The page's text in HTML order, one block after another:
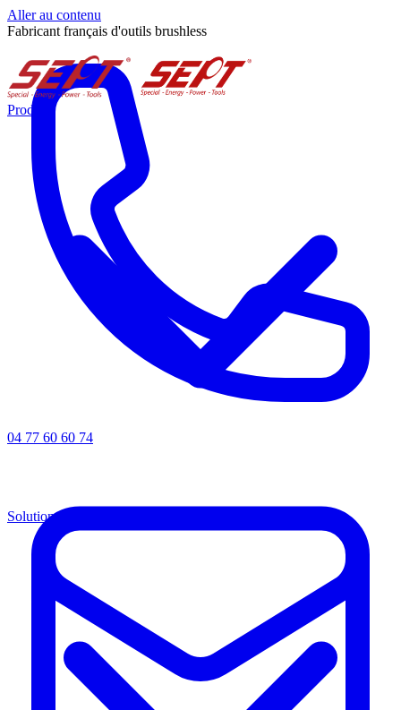
Aller au contenu
Fabricant français d'outils brushless
04 77 60 60 74
Produits
Solutions